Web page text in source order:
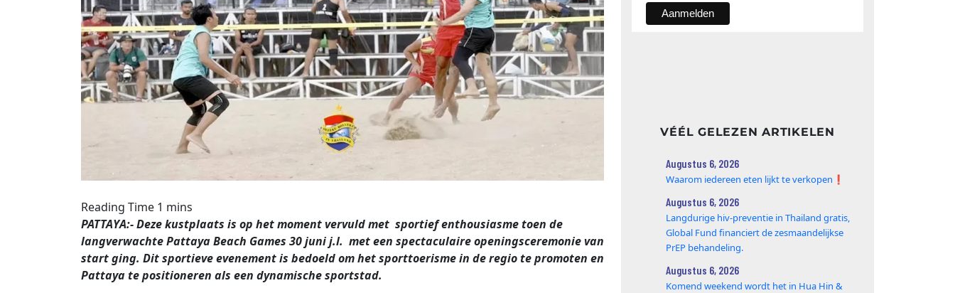
PATTAYA:- Deze kustplaats is op het moment vervuld met sportief enthousiasme toen de
langverwachte Pattaya Beach Games 30 juni j.l. met een spectaculaire openingsceremonie van
start ging. Dit sportieve evenement is bedoeld om het sporttoerisme in de regio te promoten en
Pattaya te positioneren als een dynamische sportstad.
VÉÉL GELEZEN ARTIKELEN
Augustus 6, 2026
Waarom iedereen eten lijkt te verkopen❗️
Augustus 6, 2026
Langdurige hiv-preventie in Thailand gratis,
Global Fund financiert de zesmaandelijkse
PrEP behandeling.
Augustus 6, 2026
Komend weekend wordt het in Hua Hin &